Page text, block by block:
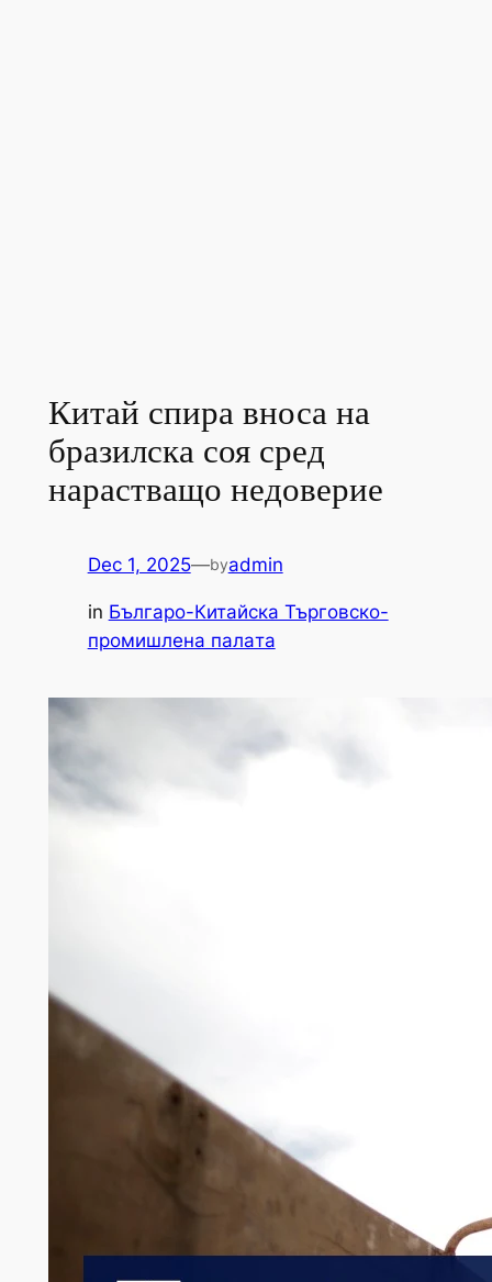
Китай спира вноса на
бразилска соя сред
нарастващо недоверие
Dec 1, 2025—byadmin
in Българо-Китайска Търговско-
промишлена палaта